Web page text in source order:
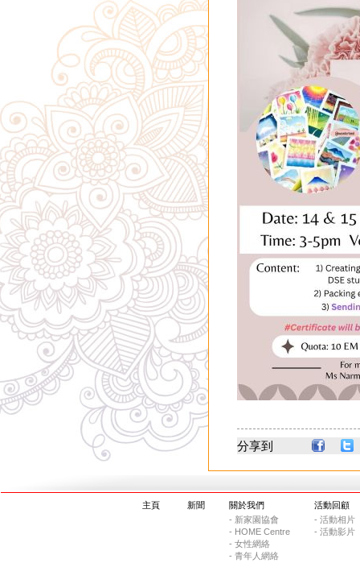
分享到
主頁 新聞
關於我們
- 新家園協會
- HOME Centre
- 女性網絡
- 青年人網絡
活動回顧
- 活動相片
- 活動影片